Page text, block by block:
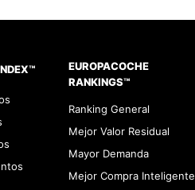
EUROPACOCHE
RANKINGS™
Ranking General
Mejor Valor Residual
Mayor Demanda
Mejor Compra Inteligente